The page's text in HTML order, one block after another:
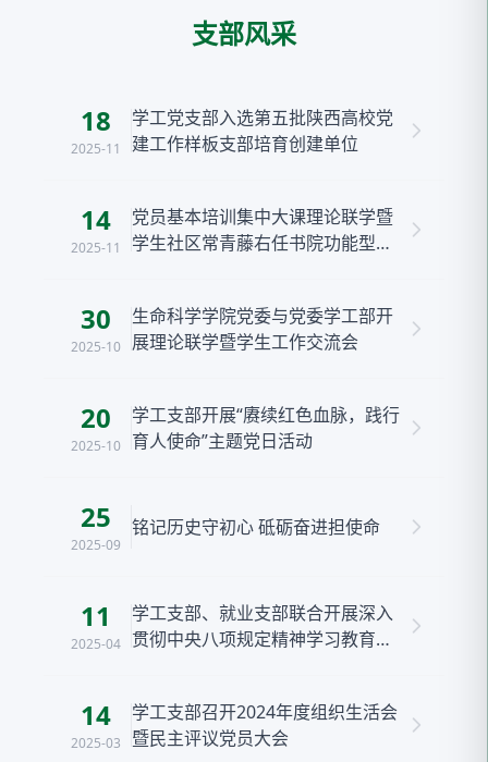
支部风采
18
2025-11
学工党支部入选第五批陕西高校党
建工作样板支部培育创建单位
14
2025-11
党员基本培训集中大课理论联学暨
学生社区常青藤右任书院功能型党
30
2025-10
生命科学学院党委与党委学工部开
展理论联学暨学生工作交流会
20
2025-10
学工支部开展“赓续红色血脉，践行
育人使命”主题党日活动
25
2025-09
铭记历史守初心 砥砺奋进担使命
11
2025-04
学工支部、就业支部联合开展深入
贯彻中央八项规定精神学习教育专
14
2025-03
学工支部召开2024年度组织生活会
暨民主评议党员大会